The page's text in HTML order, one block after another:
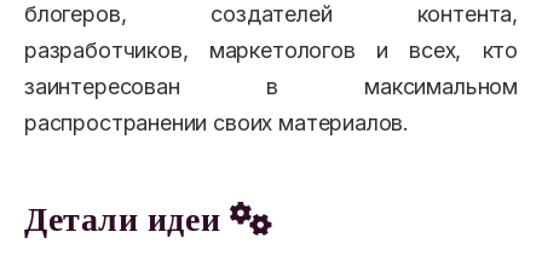
блогеров, создателей контента,
разработчиков, маркетологов и всех, кто
заинтересован в максимальном
распространении своих материалов.
Детали идеи